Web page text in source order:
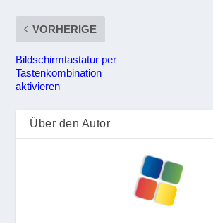
VORHERIGE
Bildschirmtastatur per
Tastenkombination
aktivieren
Über den Autor